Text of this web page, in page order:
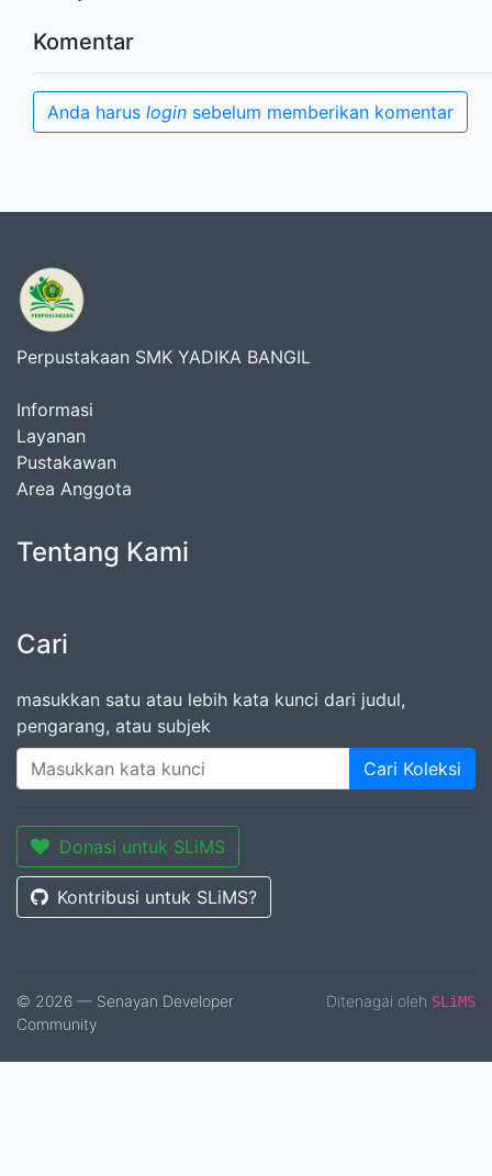
Komentar
Anda harus login sebelum memberikan komentar
Perpustakaan SMK YADIKA BANGIL
Informasi
Layanan
Pustakawan
Area Anggota
Tentang Kami
Cari
masukkan satu atau lebih kata kunci dari judul,
pengarang, atau subjek
Cari Koleksi
Donasi untuk SLiMS
Kontribusi untuk SLiMS?
© 2026 — Senayan Developer
Community
Ditenagai oleh SLiMS